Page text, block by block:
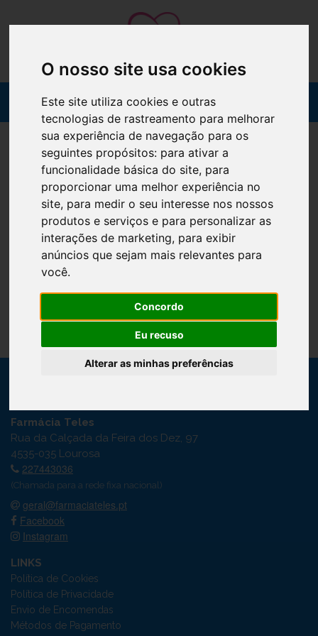
O nosso site usa cookies
Este site utiliza cookies e outras
tecnologias de rastreamento para melhorar
sua experiência de navegação para os
seguintes propósitos: para ativar a
funcionalidade básica do site, para
proporcionar uma melhor experiência no
site, para medir o seu interesse nos nossos
produtos e serviços e para personalizar as
interações de marketing, para exibir
anúncios que sejam mais relevantes para
você.
Concordo
Eu recuso
Alterar as minhas preferências
Farmácia Teles
Rua da Calçada da Feira dos Dez, 97
4535-035 Lourosa
227443036
(Chamada para a rede fixa nacional)
geral@farmaciateles.pt
Facebook
Instagram
LINKS
Política de Cookies
Política de Privacidade
Envio de Encomendas
Métodos de Pagamento